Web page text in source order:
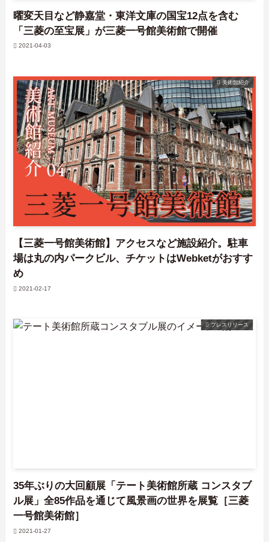
曜変天目など静嘉堂・東洋文庫の国宝12点を含む
「三菱の至宝展」が三菱一号館美術館で開催
2021-04-03
美術館紹介
【三菱一号館美術館】アクセスなど施設紹介。駐車
場は丸の内パークビル、チケットはWebketがおすす
め
2021-02-17
プレスリリース
35年ぶりの大回顧展「テート美術館所蔵 コンスタブ
ル展」全85作品を通じて風景画の世界を展覧［三菱
一号館美術館］
2021-01-27